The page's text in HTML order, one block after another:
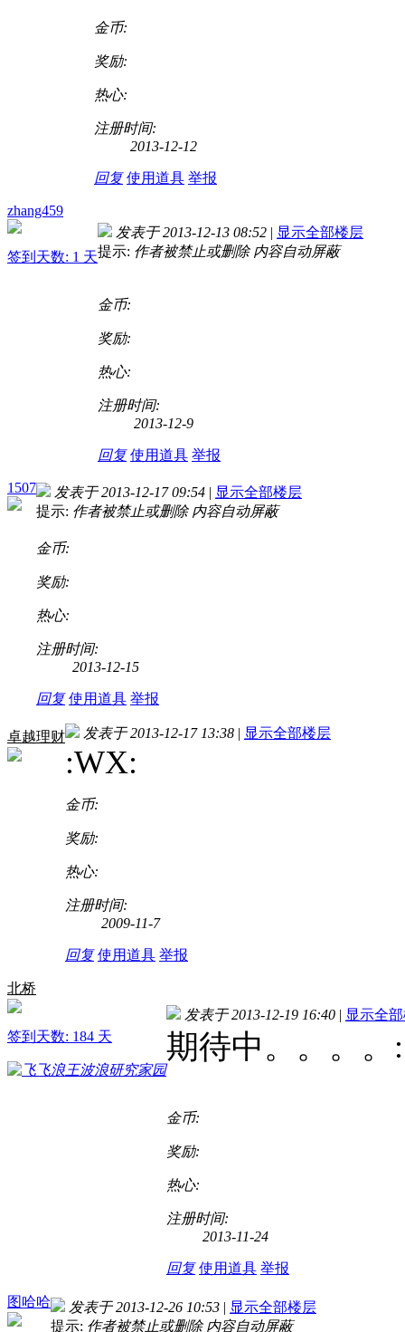
金币:
奖励:
热心:
注册时间:
2013-12-12
回复 使用道具 举报
zhang459
签到天数: 1 天
发表于 2013-12-13 08:52 | 显示全部楼层
提示: 作者被禁止或删除 内容自动屏蔽
金币:
奖励:
热心:
注册时间:
2013-12-9
回复 使用道具 举报
1507 发表于 2013-12-17 09:54 | 显示全部楼层
提示: 作者被禁止或删除 内容自动屏蔽
金币:
奖励:
热心:
注册时间:
2013-12-15
回复 使用道具 举报
卓越理财 发表于 2013-12-17 13:38 | 显示全部楼层
:WX:
金币:
奖励:
热心:
注册时间:
2009-11-7
回复 使用道具 举报
北桥
签到天数: 184 天
发表于 2013-12-19 16:40 | 显示全
期待中。。。。 :
金币:
奖励:
热心:
注册时间:
2013-11-24
回复 使用道具 举报
图哈哈 发表于 2013-12-26 10:53 | 显示全部楼层
提示: 作者被禁止或删除 内容自动屏蔽